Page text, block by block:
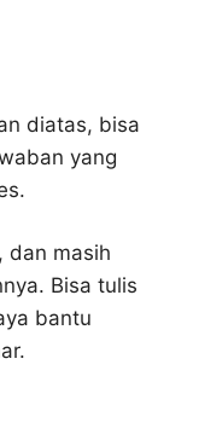
diatas, bisa
yang
dan masih
Bisa tulis
bantu